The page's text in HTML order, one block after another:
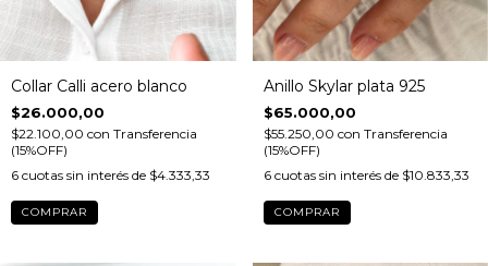
Collar Calli acero blanco
$26.000,00
$22.100,00 con Transferencia
(15%OFF)
6 cuotas sin interés de $4.333,33
COMPRAR
Anillo Skylar plata 925
$65.000,00
$55.250,00 con Transferencia
(15%OFF)
6 cuotas sin interés de $10.833,33
COMPRAR